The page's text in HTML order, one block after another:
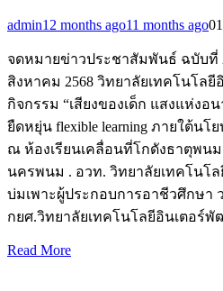
admin12 months ago11 months ago0
จดหมายข่าวประชาสัมพันธ์ ฉบับที่
สิงหาคม 2568 วิทยาลัยเทคโนโล
กิจกรรม “เสียงของเด็ก แสงแห่ง
ยืดหยุ่น flexible learning ภายใต้นโย
ณ ห้องเรียนเคลื่อนที่โกดังธาตุพน
นครพนม . อวท. วิทยาลัยเทคโนโ
บ่มเพาะผู้ประกอบการอาชีวศึกษา
กยศ.วิทยาลัยเทคโนโลยีอินเตอร์พั
Read More